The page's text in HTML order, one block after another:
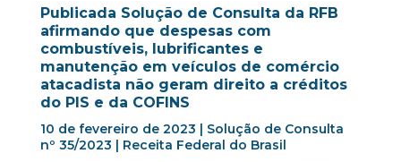
Publicada Solução de Consulta da RFB
afirmando que despesas com
combustíveis, lubrificantes e
manutenção em veículos de comércio
atacadista não geram direito a créditos
do PIS e da COFINS
10 de fevereiro de 2023 | Solução de Consulta
nº 35/2023 | Receita Federal do Brasil